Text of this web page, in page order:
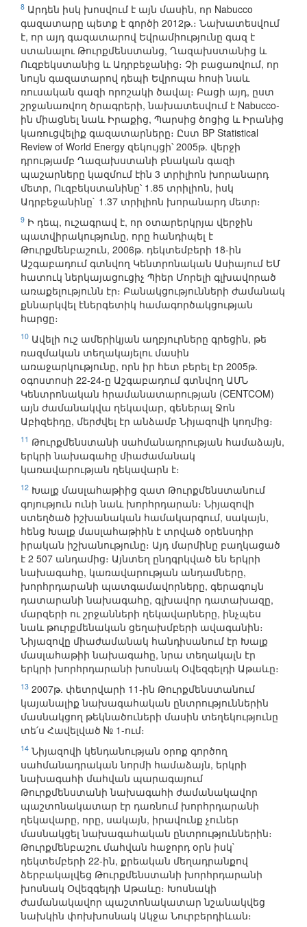
8 Արդեն իսկ խոսվում է այն մասին, որ Nabucco
գազատարը պետք է գործի 2012թ.։ Նախատեսվում
է, որ այդ գազատարով Եվրամիությունը գազ է
ստանալու Թուրքմենստանց, Ղազախստանից և
Ուզբեկստանից և Ադրբեջանից։ Չի բացառվում, որ
նույն գազատարով դեպի Եվրոպա հոսի նաև
ռուսական գազի որոշակի ծավալ։ Բացի այդ, ըստ
շրջանառվող ծրագրերի, նախատեսվում է Nabucco-
ին միացնել նաև Իրաքից, Պարսից ծոցից և Իրանից
կառուցվելիք գազատարները։ Ըստ BP Statistical
Review of World Energy զեկույցի՝ 2005թ. վերջի
դրությամբ Ղազախստանի բնական գազի
պաշարները կազմում էին 3 տրիլիոն խորանարդ
մետր, Ուզբեկստանինը՝ 1.85 տրիլիոն, իսկ
Ադրբեջանինը` 1.37 տրիլիոն խորանարդ մետր։
9 Ի դեպ, ուշագրավ է, որ օտարերկրյա վերջին
պատվիրակությունը, որը հանդիպել է
Թուրքմենբաշուն, 2006թ. դեկտեմբերի 18-ին
Աշգաբադում գտնվող Կենտրոնական Ասիայում ԵՄ
հատուկ ներկայացուցիչ Պիեր Մորելի գլխավորած
առաքելությունն էր։ Բանակցությունների ժամանակ
քննարկվել էներգետիկ համագործակցության
հարցը։
10 Ավելի ուշ ամերիկյան աղբյուրները գրեցին, թե
ռազմական տեղակայելու մասին
առաջարկությունը, որն իր հետ բերել էր 2005թ.
օգոստոսի 22-24-ը Աշգաբադում գտնվող ԱՄՆ
Կենտրոնական հրամանատարության (CENTCOM)
այն ժամանակվա ղեկավար, գեներալ Ջոն
Աբիզեիդը, մերժվել էր անձամբ Նիյազովի կողմից։
11 Թուրքմենստանի սահմանադրության համաձայն,
երկրի նախագահը միաժամանակ
կառավարության ղեկավարն է։
12 Խալք մասլահաթիից զատ Թուրքմենստանում
գոյություն ունի նաև խորհրդարան։ Նիյազովի
ստեղծած իշխանական համակարգում, սակայն,
հենց Խալք մասլահաթիին է տրված օրենսդիր
իրական իշխանությունը։ Այդ մարմինը բաղկացած
է 2 507 անդամից։ Այնտեղ ընդգրկված են երկրի
նախագահը, կառավարության անդամները,
խորհրդարանի պատգամավորները, գերագույն
դատարանի նախագահը, գլխավոր դատախազը,
մարզերի ու շրջանների ղեկավարները, ինչպես
նաև թուրքմենական ցեղախմբերի ավագանին։
Նիյազովը միաժամանակ հանդիսանում էր Խալք
մասլահաթիի նախագահը, նրա տեղակալն էր
երկրի խորհրդարանի խոսնակ Օվեզգելդի Աթաևը։
13 2007թ. փետրվարի 11-ին Թուրքմենստանում
կայանալիք նախագահական ընտրություններին
մասնակցող թեկնածուների մասին տեղեկությունը
տե՛ս Հավելված № 1-ում։
14 Նիյազովի կենդանության օրոք գործող
սահմանադրական նորմի համաձայն, երկրի
նախագահի մահվան պարագայում
Թուրքմենստանի նախագահի ժամանակավոր
պաշտոնակատար էր դառնում խորհրդարանի
ղեկավարը, որը, սակայն, իրավունք չուներ
մասնակցել նախագահական ընտրություններին։
Թուրքմենբաշու մահվան հաջորդ օրն իսկ`
դեկտեմբերի 22-ին, քրեական մեղադրանքով
ձերբակալվեց Թուրքմենստանի խորհրդարանի
խոսնակ Օվեզգելդի Աթաևը։ Խոսնակի
ժամանակավոր պաշտոնակատար նշանակվեց
նախկին փոխխոսնակ Ակջա Նուրբերդիևան։